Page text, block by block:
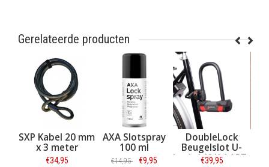
Gerelateerde producten
Kabel 20 mm
x 3 meter
AXA Slotspray
100 ml
€9,95
DoubleLock
Beugelslot U-
Lock 140/14 ART-
AXA
Zwart -